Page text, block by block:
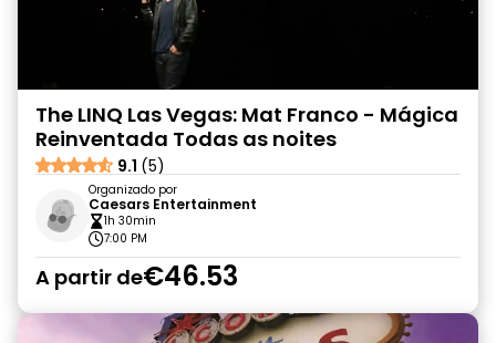
The LINQ Las Vegas: Mat Franco - Mágica
Reinventada Todas as noites
9.1 (5)
Organizado por
Caesars Entertainment
1h 30min
7:00 PM
A partir de€46.53